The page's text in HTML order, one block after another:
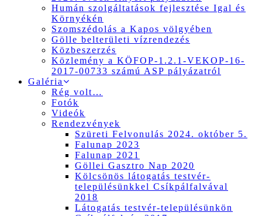
Humán szolgáltatások fejlesztése Igal és
Környékén
Szomszédolás a Kapos völgyében
Gölle belterületi vízrendezés
Közbeszerzés
Közlemény a KÖFOP-1.2.1-VEKOP-16-
2017-00733 számú ASP pályázatról
Galéria
Rég volt…
Fotók
Videók
Rendezvények
Szüreti Felvonulás 2024. október 5.
Falunap 2023
Falunap 2021
Göllei Gasztro Nap 2020
Kölcsönös látogatás testvér-
településünkkel Csíkpálfalvával
2018
Látogatás testvér-településünkön